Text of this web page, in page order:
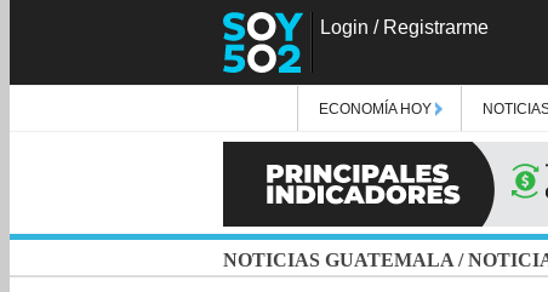
Login / Registrarme
ECONOMÍA HOY
NOTICIAS GUATEMALA /